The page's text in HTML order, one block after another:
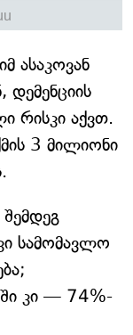
ასაკოვან
დემენციის
რისკი აქვთ.
3 მილიონი
სამომავლო
კი — 74%-